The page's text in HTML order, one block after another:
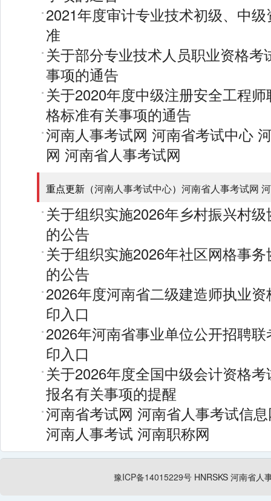
2021年度审计专业技术初级、中
准
关于部分专业技术人员职业资格考
事项的通告
关于2020年度中级注册安全工程
格标准有关事项的通告
河南人事考试网 河南省考试中心
网 河南省人事考试网
重点更新（河南人事考试中心） 河南省人事考试网
关于组织实施2026年乡村振兴村
的公告
关于组织实施2026年社区网格事
的公告
2026年度河南省二级建造师执业
印入口
2026年河南省事业单位公开招聘
印入口
关于2026年度全国中级会计资格
报名有关事项的提醒
河南省考试网 河南省人事考试信
河南人事考试 河南职称网
豫ICP备14015229号 HNRSKS 河南省人